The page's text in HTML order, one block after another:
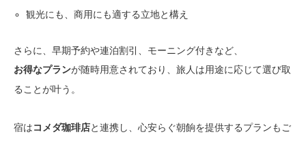
観光にも、商用にも適する立地と構え
さらに、早期予約や連泊割引、モーニング付きなど、
お得なプランが随時用意されており、旅人は用途に応じて選び取
ることが叶う。
宿は コメダ珈琲店と連携し、心安らぐ朝餉を提供するプランもご